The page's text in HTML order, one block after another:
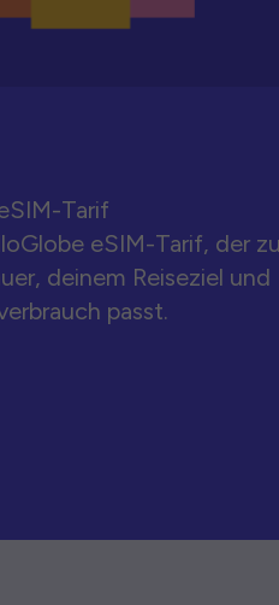
Tarif
eSIM-Tarif, der
deinem Reiseziel und
passt.